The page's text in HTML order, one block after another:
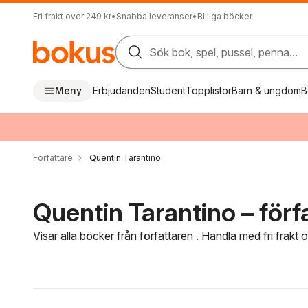
Fri frakt över 249 kr• Snabba leveranser• Billiga böcker
Sök bok, spel, pussel, penna...
Meny ErbjudandenStudentTopplistorBarn & ungdom
Författare Quentin Tarantino
Quentin Tarantino –
Visar alla böcker från författaren . Handla med fri frakt